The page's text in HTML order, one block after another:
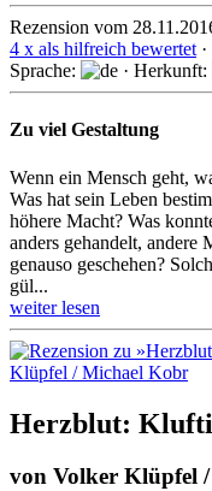
Rezension vom
4 x als hilfreich bewertet
Sprache:
· Herkunft:
Zu viel Gestaltung
Wenn ein Mensch geht,
Was hat sein Leben
höhere Macht? Was
anders gehan­delt, andere
genauso geschehen?
gül...
weiter lesen
Herzblut:
von Volker Klüpfel